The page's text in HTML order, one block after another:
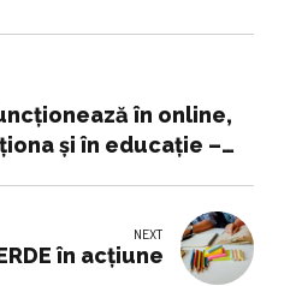
în online,
și în educație –
elevi să fie mai
ore
NEXT
în acțiune